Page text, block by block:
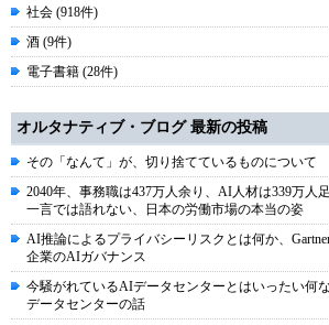
社会 (918件)
酒 (9件)
電子書籍 (28件)
オルタナティブ・ブログ 最新の投稿
その「なんて」が、切り捨てているものについて
2040年、事務職は437万人余り、AI人材は339万人
一言では語れない、日本の労働市場の本当の姿
AI推論によるプライバシーリスクとは何か、
企業のAIガバナンス
今騒がれているAIデータセンターとはいったい
データセンターの話